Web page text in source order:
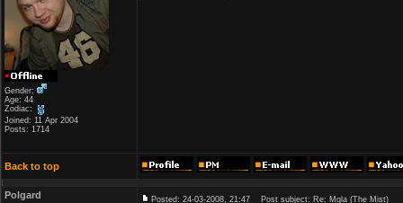
Gender:
Age: 44
Zodiac:
Joined: 11 Apr 2004
Posts: 1714
Back to top
Polgard Posted: 24-03-2008, 21:47 Post subject: Re: Mgla (The Mist)